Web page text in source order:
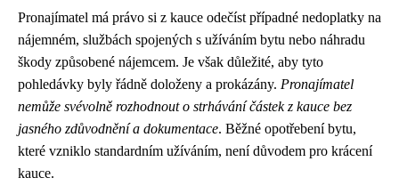
Pronajímatel má právo si z kauce odečíst případné nedoplatky na
nájemném, službách spojených s užíváním bytu nebo náhradu
škody způsobené nájemcem. Je však důležité, aby tyto
pohledávky byly řádně doloženy a prokázány. Pronajímatel
nemůže svévolně rozhodnout o strhávání částek z kauce bez
jasného zdůvodnění a dokumentace. Běžné opotřebení bytu,
které vzniklo standardním užíváním, není důvodem pro krácení
kauce.